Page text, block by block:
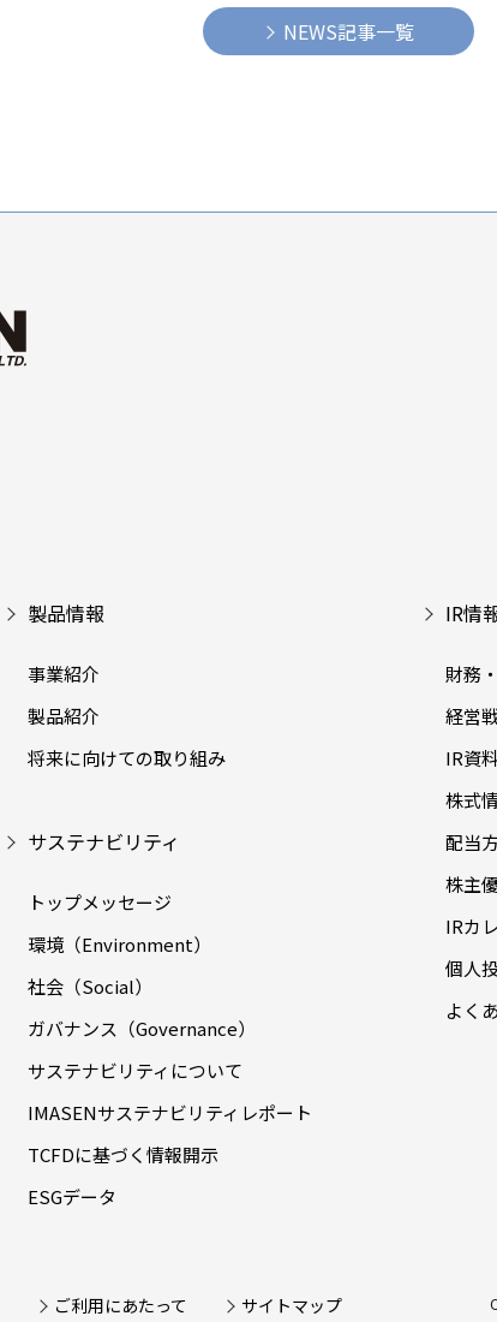
NEWS記事一覧
製品情報
事業紹介
製品紹介
将来に向けての取り組み
サステナビリティ
トップメッセージ
環境（Environment）
社会（Social）
ガバナンス（Governance）
サステナビリティについて
IMASENサステナビリティレポート
TCFDに基づく情報開示
ESGデータ
IR情
財務
経営
IR資
株式
配当
株主
IRカ
個人
よく
ご利用にあたって サイトマップ